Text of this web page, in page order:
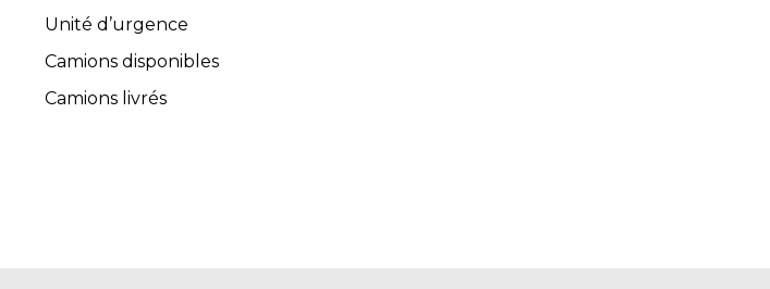
Unité d’urgence
Camions disponibles
Camions livrés